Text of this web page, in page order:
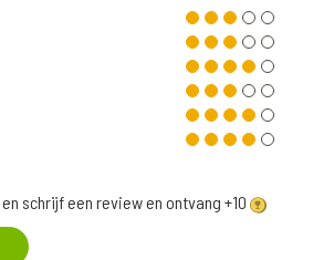
en schrijf een review en ontvang +10